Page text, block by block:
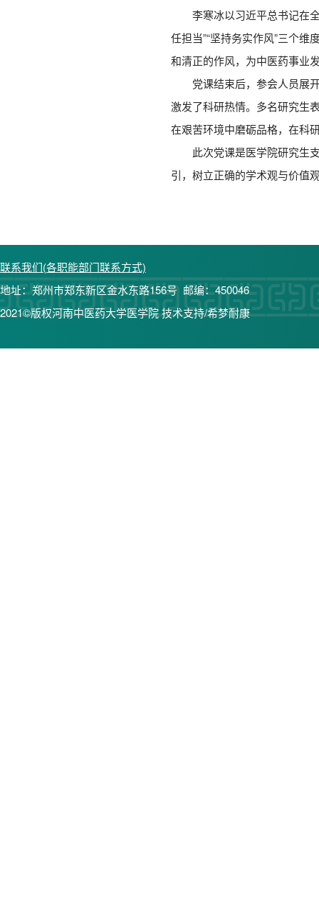
李寒冰以习近平总书记在
任担当”“坚持务实作风”三个
和清正的作风，为中医药事业
党课结束后，参会人员展
激发了科研热情。多名研究生
在艰苦环境中磨砺品格，在科
此次党课是医学院研究生
引，树立正确的学术观与价值
联系我们(各职能部门联系方式)
地址：郑州市郑东新区金水东路156号 邮编：450046
2021©版权河南中医药大学医学院 技术支持/希梦耐康